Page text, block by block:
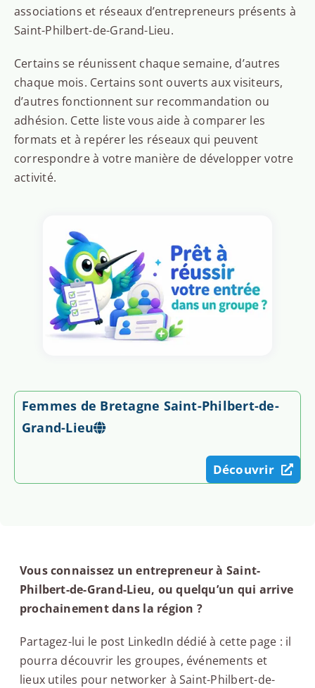
associations et réseaux d’entrepreneurs présents à
Saint-Philbert-de-Grand-Lieu.
Certains se réunissent chaque semaine, d’autres
chaque mois. Certains sont ouverts aux visiteurs,
d’autres fonctionnent sur recommandation ou
adhésion. Cette liste vous aide à comparer les
formats et à repérer les réseaux qui peuvent
correspondre à votre manière de développer votre
activité.
Femmes de Bretagne Saint-Philbert-de-
Grand-Lieu
Découvrir
Vous connaissez un entrepreneur à Saint-
Philbert-de-Grand-Lieu, ou quelqu’un qui arrive
prochainement dans la région ?
Partagez-lui le post LinkedIn dédié à cette page : il
pourra découvrir les groupes, événements et
lieux utiles pour networker à Saint-Philbert-de-